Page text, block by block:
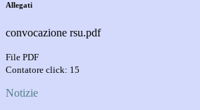
Allegati
convocazione rsu.pdf
File PDF
Contatore click: 15
Notizie